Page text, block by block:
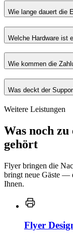
Wie lange dauert die
Welche Hardware ist
Wie kommen die
Was deckt der
Weitere Leistungen
Was noch zu
gehört
Flyer bringen die
bringt neue Gäste —
Ihnen.
Flyer